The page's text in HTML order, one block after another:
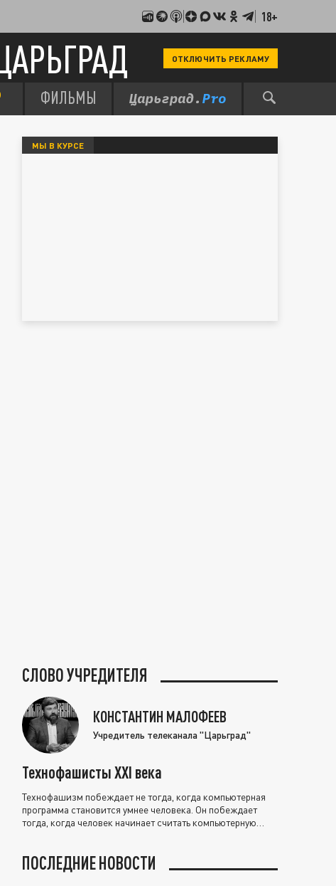
18+
ОТКЛЮЧИТЬ РЕКЛАМУ
ФИЛЬМЫ
МЫ В КУРСЕ
СЛОВО УЧРЕДИТЕЛЯ
КОНСТАНТИН МАЛОФЕЕВ
Учредитель телеканала "Царьград"
Технофашисты XXI века
Технофашизм побеждает не тогда, когда компьютерная
программа становится умнее человека. Он побеждает
тогда, когда человек начинает считать компьютерную
ПОСЛЕДНИЕ НОВОСТИ